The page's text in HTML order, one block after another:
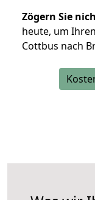
Zögern Sie
heute, um
Cottbus nach